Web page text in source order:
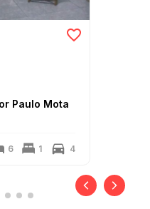
Paulo Mota
6 1 4